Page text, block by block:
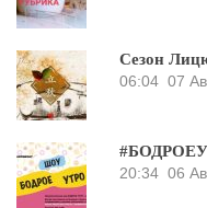
Сезон
06:04 07
20:34 06